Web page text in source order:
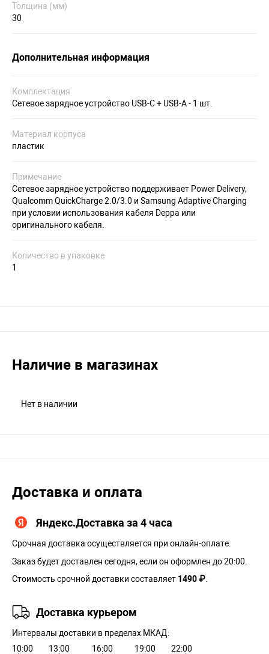
Толщина (мм)
30
Дополнительная информация
Комплектация
Сетевое зарядное устройство USB-С + USB-A - 1 шт.
Материал корпуса
пластик
Примечание
Сетевое зарядное устройство поддерживает Power Delivery,
Qualcomm QuickCharge 2.0/3.0 и Samsung Adaptive Charging
при условии использования кабеля Deppa или
оригинального кабеля.
Количество в упаковке
1
Наличие в магазинах
Нет в наличии
Доставка и оплата
Яндекс.Доставка за 4 часа
Срочная доставка осуществляется при онлайн-оплате.
Заказ будет доставлен сегодня, если он оформлен до 20:00.
Стоимость срочной доставки составляет 1490 ₽
Доставка курьером
Интервалы доставки в пределах МКАД:
10:00
13:00 16:00 19:00 22:00